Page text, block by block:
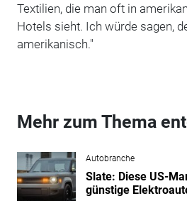
Textilien, die man oft in
Hotels sieht. Ich würde sagen,
amerikanisch."
Mehr zum Thema
Autobranche
Slate: Diese US-
günstige